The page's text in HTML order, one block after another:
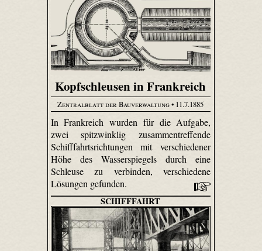
Kopfschleusen in Frankreich
Zentralblatt der Bauverwaltung• 11.7.1885
In Frankreich wurden für die Aufgabe,
zwei spitzwinklig zusammentreffende
Schifffahrtsrichtungen mit verschiedener
Höhe des Wasserspiegels durch eine
Schleuse zu verbinden, verschiedene
Lösungen gefunden.
SCHIFFFAHRT